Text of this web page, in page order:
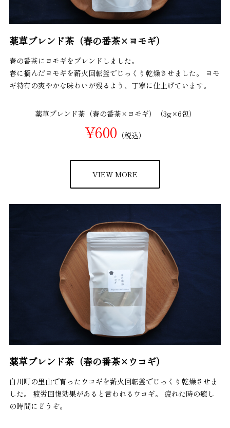
薬草ブレンド茶（春の番茶×ヨモギ）
春の番茶にヨモギをブレンドしました。
春に摘んだヨモギを薪火回転釜でじっくり乾燥させました。 ヨモ
ギ特有の爽やかな味わいが残るよう、丁寧に仕上げています。
薬草ブレンド茶（春の番茶×ヨモギ）（3g×6包）
¥600 （税込）
VIEW MORE
薬草ブレンド茶（春の番茶×ウコギ）
白川町の里山で育ったウコギを薪火回転釜でじっくり乾燥させま
した。 疲労回復効果があると言われるウコギ。 疲れた時の癒し
の時間にどうぞ。